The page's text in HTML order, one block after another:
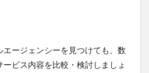
ージェンシーを見つけても、数
ビス内容を比較・検討しましょ